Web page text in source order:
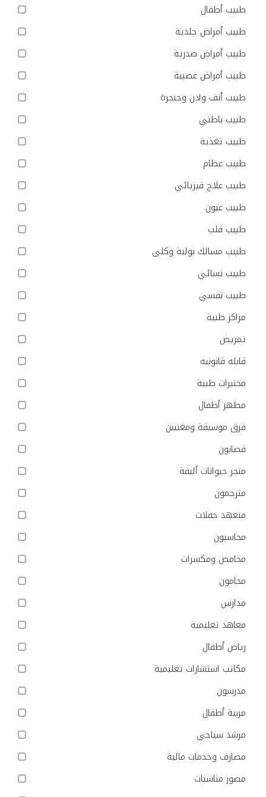
طبيب أطفال
طبيب أمراض جلدية
طبيب أمراض صدرية
طبيب أمراض عصبية
طبيب أنف واذن وحنجرة
طبيب باطني
طبيب تغذية
طبيب عظام
طبيب علاج فيزيائي
طبيب عيون
طبيب قلب
طبيب مسالك بولية وكلى
طبيب نسائي
طبيب نفسي
مراكز طبية
تمريض
قابله قانونيه
مختبرات طبية
مطهر أطفال
فرق موسيقة ومغنيين
قصابون
متجر حيوانات أليفة
مترجمون
متعهد حفلات
محاسبون
محامص ومكسرات
محامون
مدارس
معاهد تعليمية
رياض أطفال
مكاتب استشارات تعليمية
مدرسون
مربية أطفال
مرشد سياحي
مصارف وخدمات مالية
مصور مناسبات